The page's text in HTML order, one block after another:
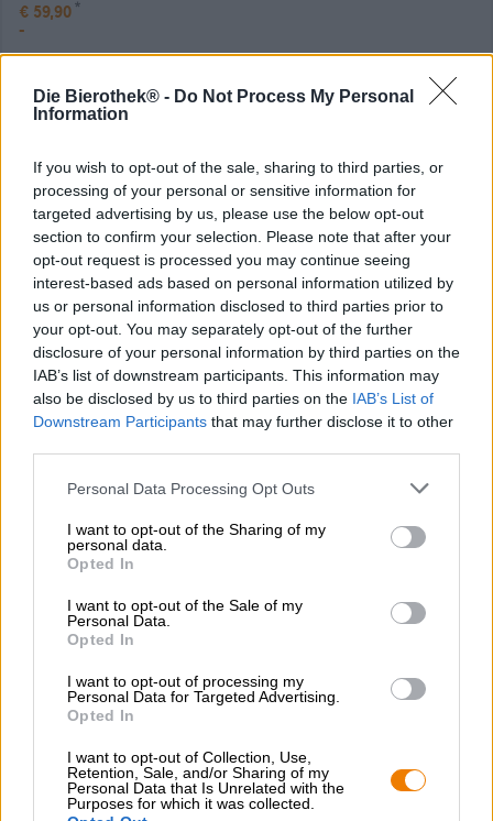
Die Bierothek® - Do Not Process My Personal
Information
If you wish to opt-out of the sale, sharing to third parties, or
processing of your personal or sensitive information for
targeted advertising by us, please use the below opt-out
section to confirm your selection. Please note that after your
opt-out request is processed you may continue seeing
interest-based ads based on personal information utilized by
us or personal information disclosed to third parties prior to
your opt-out. You may separately opt-out of the further
disclosure of your personal information by third parties on the
IAB’s list of downstream participants. This information may
also be disclosed by us to third parties on the IAB’s List of
Downstream Participants that may further disclose it to other
Personal Data Processing Opt Outs
I want to opt-out of the Sharing of my
personal data.
Opted In
I want to opt-out of the Sale of my
Personal Data.
Opted In
I want to opt-out of processing my
Personal Data for Targeted Advertising.
Opted In
I want to opt-out of Collection, Use,
Retention, Sale, and/or Sharing of my
Personal Data that Is Unrelated with the
Purposes for which it was collected.
€ 59,90
-
Die Bierothek®
Item-no. 99000165
1 St. PACKAGE - € 34,90 / St.
€ 34,90
Ausverkauft
Bierpaket weihnachtsbiere mit glas
Die Bierothek®
Item-no. 99000171
1 St. PACKAGE - € 12,90 / St.
MEHRWEG
Ausverkauft
Die Bierothek®
Item-no. 99000176
€ 94,90
MEHRWEG
Ausverkauft